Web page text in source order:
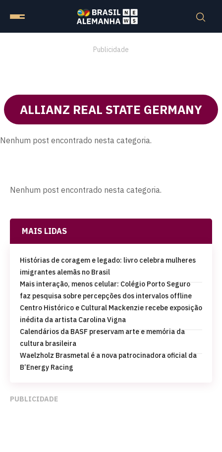
Publicidade
ALLIANZ REAL STATE GERMANY
Nenhum post encontrado nesta categoria.
Nenhum post encontrado nesta categoria.
MAIS LIDAS
Histórias de coragem e legado: livro celebra mulheres
imigrantes alemãs no Brasil
Mais interação, menos celular: Colégio Porto Seguro
faz pesquisa sobre percepções dos intervalos offline
Centro Histórico e Cultural Mackenzie recebe exposição
inédita da artista Carolina Vigna
Calendários da BASF preservam arte e memória da
cultura brasileira
Waelzholz Brasmetal é a nova patrocinadora oficial da
B’Energy Racing
PUBLICIDADE